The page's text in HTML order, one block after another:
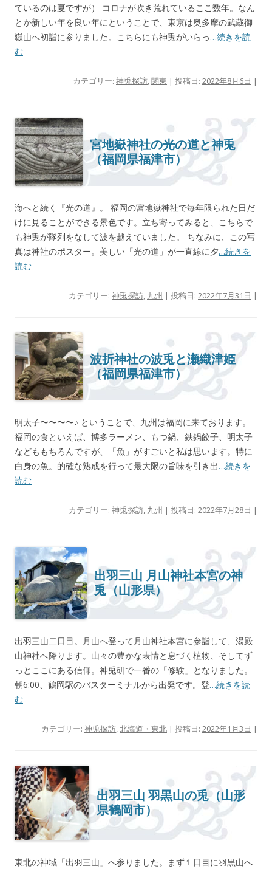
ているのは夏ですが） コロナが吹き荒れているここ数年。なん
とか新しい年を良い年にということで、東京は奥多摩の武蔵御
嶽山へ初詣に参りました。こちらにも神兎がいらっ…続きを読
む
カテゴリー: 神兎探訪,関東 | 投稿日: 2022年8月6日 |
宮地嶽神社の光の道と神兎
（福岡県福津市）
海へと続く『光の道』。 福岡の宮地嶽神社で毎年限られた日だ
けに見ることができる景色です。立ち寄ってみると、こちらで
も神兎が隊列をなして波を越えていました。 ちなみに、この写
真は神社のポスター。美しい「光の道」が一直線に夕…続きを
読む
カテゴリー: 神兎探訪, 九州 | 投稿日: 2022年7月31日 |
波折神社の波兎と瀬織津姫
（福岡県福津市）
明太子〜〜〜〜♪ ということで、九州は福岡に来ております。
福岡の食といえば、博多ラーメン、もつ鍋、鉄鍋餃子、明太子
などももちろんですが、「魚」がすごいと私は思います。特に
白身の魚。的確な熟成を行って最大限の旨味を引き出…続きを
読む
カテゴリー: 神兎探訪, 九州 | 投稿日: 2022年7月28日 |
出羽三山 月山神社本宮の神
兎（山形県）
出羽三山二日目。月山へ登って月山神社本宮に参詣して、湯殿
山神社へ降ります。山々の豊かな表情と息づく植物、そしてず
っとここにある信仰。神兎研で一番の「修験」となりました。
朝6:00、鶴岡駅のバスターミナルから出発です。登…続きを読
む
カテゴリー: 神兎探訪,北海道・東北 | 投稿日: 2022年1月3日 |
出羽三山 羽黒山の兎（山形
県鶴岡市）
東北の神域「出羽三山」へ参りました。まず１日目に羽黒山へ